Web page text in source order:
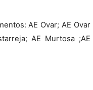
AE Ovar; AE Ovar
AE Murtosa ;AE